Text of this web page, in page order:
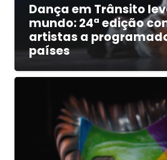
Dança em Trânsito
mundo: 24ª edição
artistas a
países